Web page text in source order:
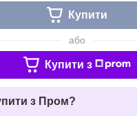
Купити
або
Купити з
з Пром?